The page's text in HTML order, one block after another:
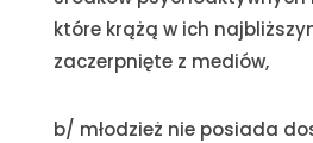
które krążą w ich
zaczerpnięte z mediów,
b/ młodzież nie posiada